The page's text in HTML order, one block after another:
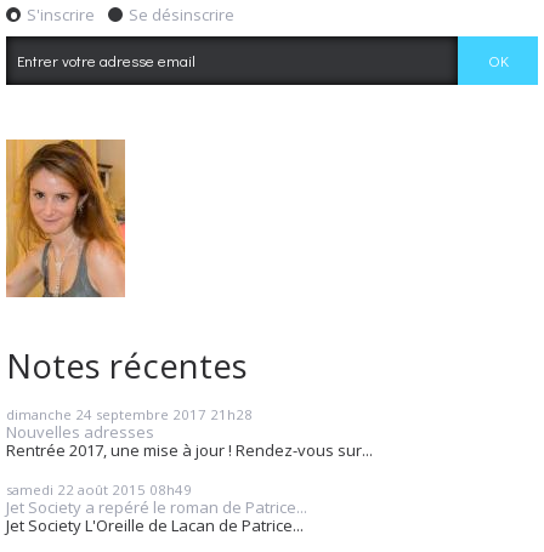
S'inscrire Se désinscrire
Notes récentes
dimanche 24 septembre 2017 21h28
Nouvelles adresses
Rentrée 2017, une mise à jour ! Rendez-vous sur...
samedi 22 août 2015 08h49
Jet Society a repéré le roman de Patrice...
Jet Society L'Oreille de Lacan de Patrice...